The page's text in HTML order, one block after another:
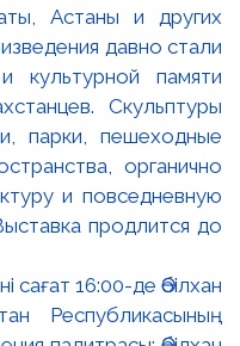
Астаны и других
давно стали
культурной памяти
Скульптуры
парки, пешеходные
органично
и повседневную
продлится до